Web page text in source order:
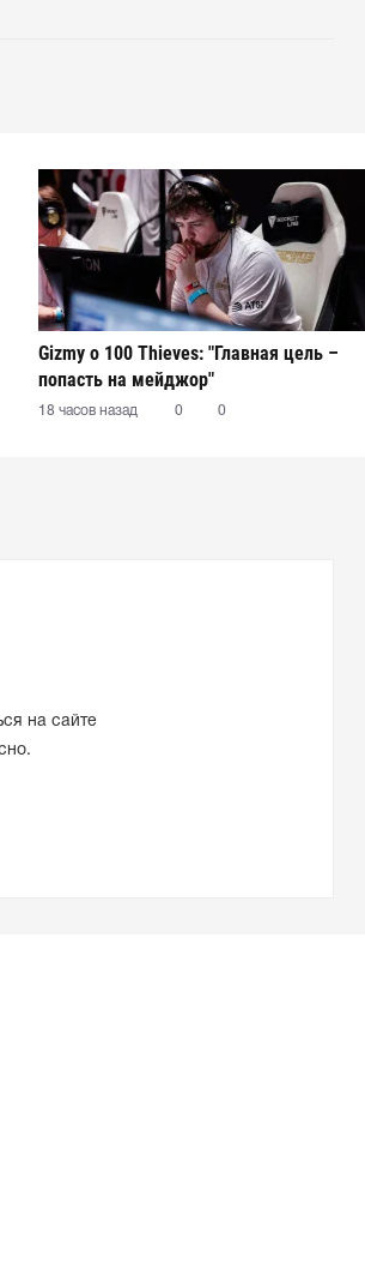
Gizmy о 100 Thieves: "Главная цель –
попасть на мейджор"
18 часов назад 0 0
на сайте